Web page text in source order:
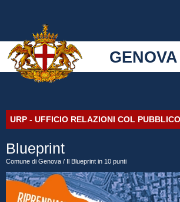
URP - UFFICIO RELAZIONI COL PUBBLICO
Blueprint
Comune di Genova / Il Blueprint in 10 punti